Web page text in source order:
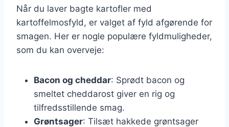
Når du laver bagte kartofler med
kartoffelmosfyld, er valget af fyld afgørende for
smagen. Her er nogle populære fyldmuligheder,
som du kan overveje:
Bacon og cheddar: Sprødt bacon og
smeltet cheddarost giver en rig og
tilfredsstillende smag.
Grøntsager: Tilsæt hakkede grøntsager